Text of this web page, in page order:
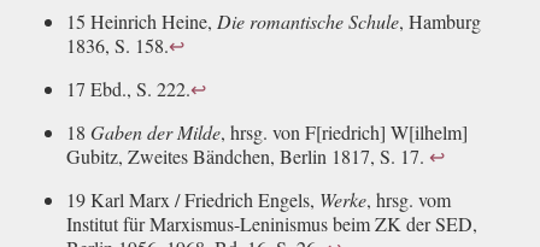
15 Heinrich Heine, Die romantische Schule, Hamburg
1836, S. 158.↩
17 Ebd., S. 222.↩
18 Gaben der Milde, hrsg. von F[riedrich] W[ilhelm]
Gubitz, Zweites Bändchen, Berlin 1817, S. 17. ↩
19 Karl Marx / Friedrich Engels, Werke, hrsg. vom
Institut für Marxismus-Leninismus beim ZK der SED,